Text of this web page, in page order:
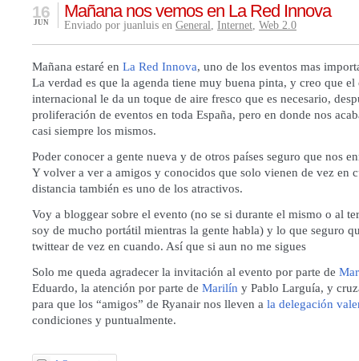
Mañana nos vemos en La Red Innova
16
JUN Enviado por juanluis en General, Internet, Web 2.0
Mañana estaré en La Red Innova, uno de los eventos mas
La verdad es que la agenda tiene muy buena pinta, y creo que el
internacional le da un toque de aire fresco que es necesario,
proliferación de eventos en toda España, pero en donde nos
casi siempre los mismos.
Poder conocer a gente nueva y de otros países seguro que nos
Y volver a ver a amigos y conocidos que solo vienen de vez en
distancia también es uno de los atractivos.
Voy a bloggear sobre el evento (no se si durante el mismo o al
soy de mucho portátil mientras la gente habla) y lo que seguro
twittear de vez en cuando. Así que si aun no me sigues
Solo me queda agradecer la invitación al evento por parte de
Eduardo, la atención por parte de Marilín y Pablo Larguía, y
para que los “amigos” de Ryanair nos lleven a la delegación
condiciones y puntualmente.